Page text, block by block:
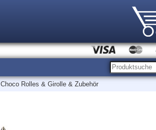
Choco Rolles & Girolle & Zubehör